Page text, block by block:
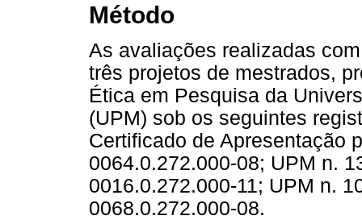
Método
As avaliações realizadas
três projetos de mestrados,
Ética em Pesquisa da
(UPM) sob os seguintes
Certificado de Apresentação
0064.0.272.000-08; UPM n.
0016.0.272.000-11; UPM n.
0068.0.272.000-08.